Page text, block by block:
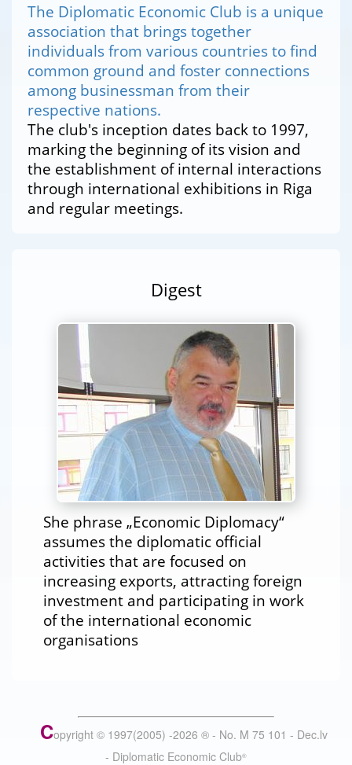
The Diplomatic Economic Club is a unique
association that brings together
individuals from various countries to find
common ground and foster connections
among businessman from their
respective nations.
The club's inception dates back to 1997,
marking the beginning of its vision and
the establishment of internal interactions
through international exhibitions in Riga
and regular meetings.
Digest
She phrase „Economic Diplomacy“
assumes the diplomatic official
activities that are focused on
increasing exports, attracting foreign
investment and participating in work
of the international economic
organisations
Copyright © 1997(2005) -2026 ® - No. M 75 101 - Dec.lv
- Diplomatic Economic Club®